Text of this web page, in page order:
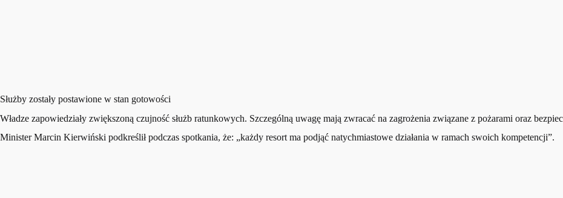
Służby zostały postawione w stan gotowości
Władze zapowiedziały zwiększoną czujność służb ratunkowych. Szczególną uwagę mają zwracać na zagrożenia związane z pożarami oraz
Minister Marcin Kierwiński podkreślił podczas spotkania, że: „każdy resort ma podjąć natychmiastowe działania w ramach swoich kompetencji”.